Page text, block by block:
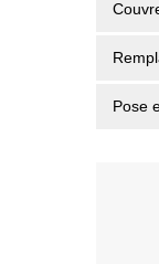
Pose